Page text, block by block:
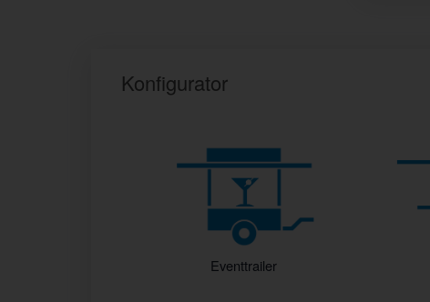
Konfigurator
Eventtrailer